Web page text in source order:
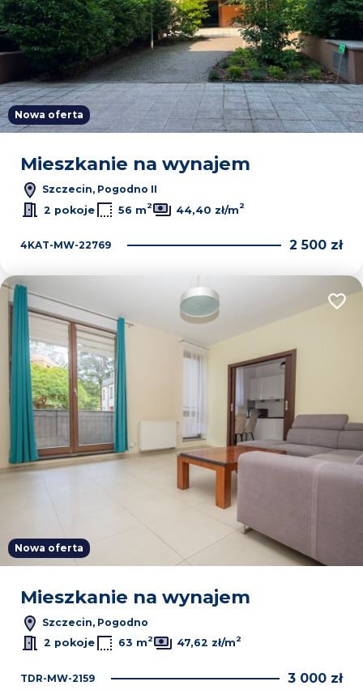
Nowa oferta
Mieszkanie na wynajem
Szczecin, Pogodno II
2 pokoje
56 m2 44,40 zł/m2
4KAT-MW-22769 2 500 zł
Nowa oferta
Mieszkanie na wynajem
Szczecin, Pogodno
2 pokoje
63 m2 47,62 zł/m2
TDR-MW-2159 3 000 zł